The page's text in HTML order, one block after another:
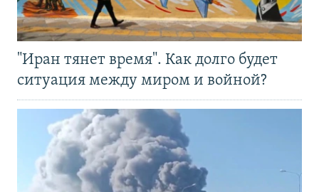
"Иран тянет время". Как долго будет
ситуация между миром и войной?